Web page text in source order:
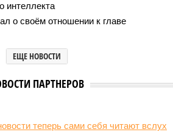
интеллекта
о своём отношении к главе
ЕЩЕ НОВОСТИ
ПАРТНЕРОВ